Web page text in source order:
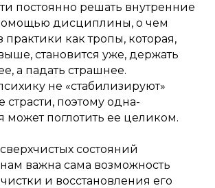
постоянно решать внутренние
дисциплины, о чем
практики как тропы, которая,
становится уже, держать
а падать страшнее.
не «стабилизируют»
поэтому одна-
может поглотить ее целиком.
состояний
важна сама возможность
и восстановления его